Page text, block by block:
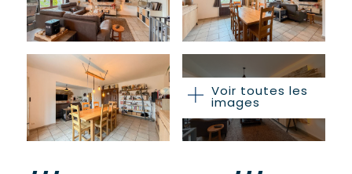
Voir toutes les
images